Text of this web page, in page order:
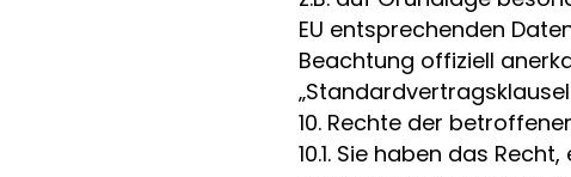
EU entsprechenden
Beachtung offiziell
10. Rechte der
10.1. Sie haben das